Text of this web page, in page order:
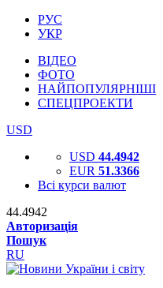
РУС
УКР
ВІДЕО
ФОТО
НАЙПОПУЛЯРНІШІ
СПЕЦПРОЕКТИ
USD
USD 44.4942
EUR 51.3366
Всі курси валют
44.4942
Авторизація
Пошук
RU